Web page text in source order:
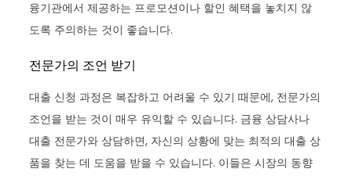
융기관에서 제공하는 프로모션이나 할인 혜택을 놓치지 않
도록 주의하는 것이 좋습니다.
전문가의 조언 받기
대출 신청 과정은 복잡하고 어려울 수 있기 때문에, 전문가의
조언을 받는 것이 매우 유익할 수 있습니다. 금융 상담사나
대출 전문가와 상담하면, 자신의 상황에 맞는 최적의 대출 상
품을 찾는 데 도움을 받을 수 있습니다. 이들은 시장의 동향